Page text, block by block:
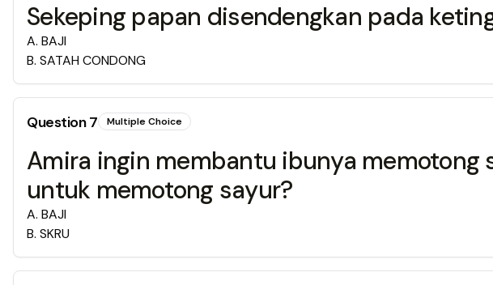
Sekeping papan disendengkan pada
A. BAJI
B. SATAH CONDONG
Question7 Multiple Choice
Amira ingin membantu ibunya memotong
untuk memotong sayur?
A. BAJI
B. SKRU